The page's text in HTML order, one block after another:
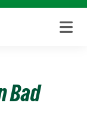
Bad